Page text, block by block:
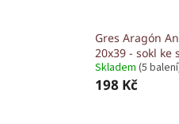
Gres Aragón
20x39 - sokl ke
Skladem (5
198 Kč